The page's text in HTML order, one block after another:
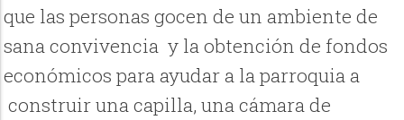
que las personas gocen de un ambiente de
sana convivencia y la obtención de fondos
económicos para ayudar a la parroquia a
construir una capilla, una cámara de